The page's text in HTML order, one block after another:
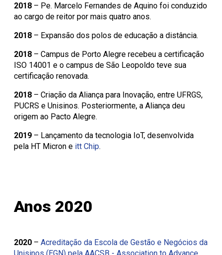
2018 – Pe. Marcelo Fernandes de Aquino foi conduzido
ao cargo de reitor por mais quatro anos.
2018 – Expansão dos polos de educação a distância.
2018 – Campus de Porto Alegre recebeu a certificação
ISO 14001 e o campus de São Leopoldo teve sua
certificação renovada.
2018 – Criação da Aliança para Inovação, entre UFRGS,
PUCRS e Unisinos. Posteriormente, a Aliança deu
origem ao Pacto Alegre.
2019 – Lançamento da tecnologia IoT, desenvolvida
pela HT Micron e itt Chip.
Anos 2020
2020 – Acreditação da Escola de Gestão e Negócios da
Unisinos (EGN) pela AACSB - Association to Advance